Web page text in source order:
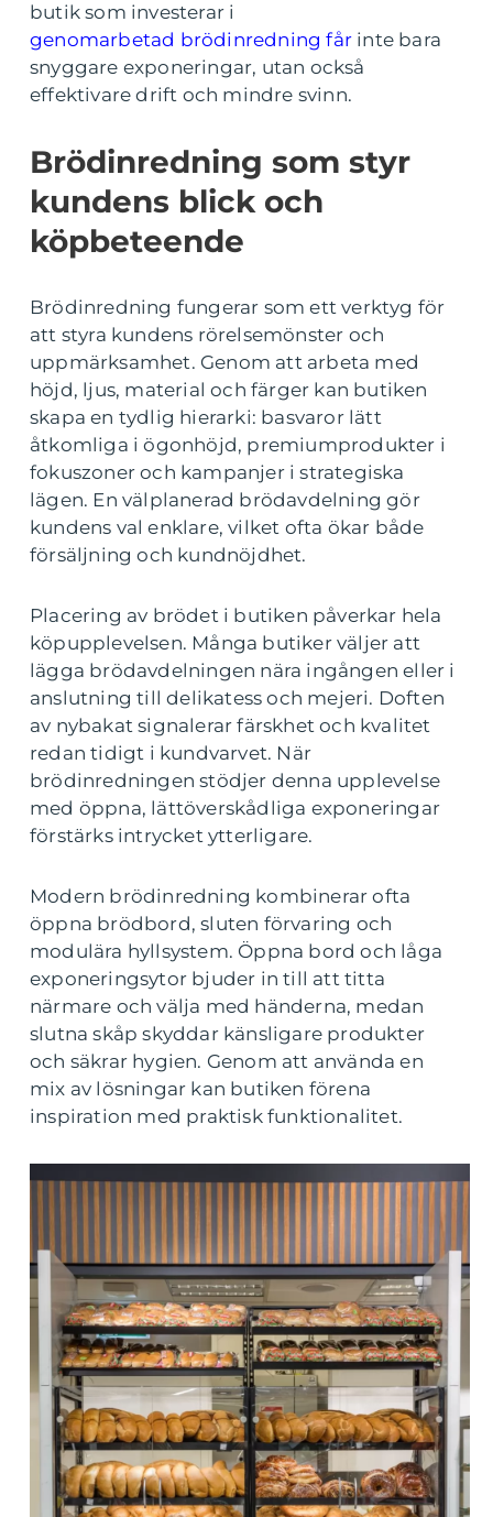
butik som investerar i
genomarbetad brödinredning får inte bara
snyggare exponeringar, utan också
effektivare drift och mindre svinn.
Brödinredning som styr
kundens blick och
köpbeteende
Brödinredning fungerar som ett verktyg för
att styra kundens rörelsemönster och
uppmärksamhet. Genom att arbeta med
höjd, ljus, material och färger kan butiken
skapa en tydlig hierarki: basvaror lätt
åtkomliga i ögonhöjd, premiumprodukter i
fokuszoner och kampanjer i strategiska
lägen. En välplanerad brödavdelning gör
kundens val enklare, vilket ofta ökar både
försäljning och kundnöjdhet.
Placering av brödet i butiken påverkar hela
köpupplevelsen. Många butiker väljer att
lägga brödavdelningen nära ingången eller i
anslutning till delikatess och mejeri. Doften
av nybakat signalerar färskhet och kvalitet
redan tidigt i kundvarvet. När
brödinredningen stödjer denna upplevelse
med öppna, lättöverskådliga exponeringar
förstärks intrycket ytterligare.
Modern brödinredning kombinerar ofta
öppna brödbord, sluten förvaring och
modulära hyllsystem. Öppna bord och låga
exponeringsytor bjuder in till att titta
närmare och välja med händerna, medan
slutna skåp skyddar känsligare produkter
och säkrar hygien. Genom att använda en
mix av lösningar kan butiken förena
inspiration med praktisk funktionalitet.